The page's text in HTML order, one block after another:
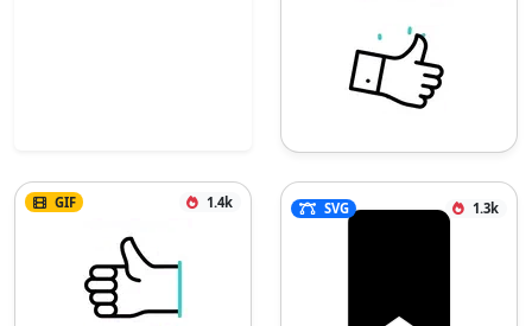
GIF 1.4k SVG 1.3k